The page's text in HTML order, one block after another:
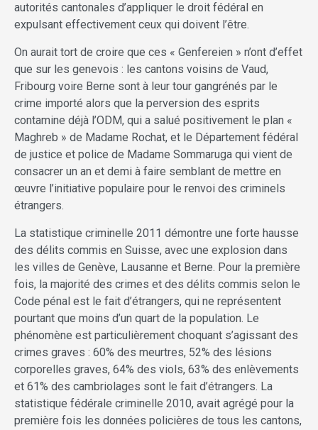
autorités cantonales d’appliquer le droit fédéral en
expulsant effectivement ceux qui doivent l’être.
On aurait tort de croire que ces « Genfereien » n’ont d’effet
que sur les genevois : les cantons voisins de Vaud,
Fribourg voire Berne sont à leur tour gangrénés par le
crime importé alors que la perversion des esprits
contamine déjà l’ODM, qui a salué positivement le plan «
Maghreb » de Madame Rochat, et le Département fédéral
de justice et police de Madame Sommaruga qui vient de
consacrer un an et demi à faire semblant de mettre en
œuvre l’initiative populaire pour le renvoi des criminels
étrangers.
La statistique criminelle 2011 démontre une forte hausse
des délits commis en Suisse, avec une explosion dans
les villes de Genève, Lausanne et Berne. Pour la première
fois, la majorité des crimes et des délits commis selon le
Code pénal est le fait d’étrangers, qui ne représentent
pourtant que moins d’un quart de la population. Le
phénomène est particulièrement choquant s’agissant des
crimes graves : 60% des meurtres, 52% des lésions
corporelles graves, 64% des viols, 63% des enlèvements
et 61% des cambriolages sont le fait d’étrangers. La
statistique fédérale criminelle 2010, avait agrégé pour la
première fois les données policières de tous les cantons,